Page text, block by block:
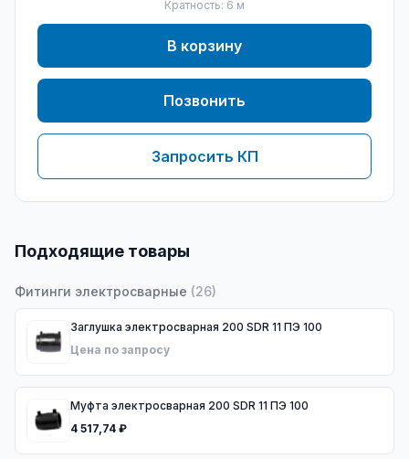
Кратность: 6 м
В корзину
Позвонить
Запросить КП
Подходящие товары
Фитинги электросварные (26)
Заглушка электросварная 200 SDR 11 ПЭ 100
Цена по запросу
Муфта электросварная 200 SDR 11 ПЭ 100
4 517,74 ₽